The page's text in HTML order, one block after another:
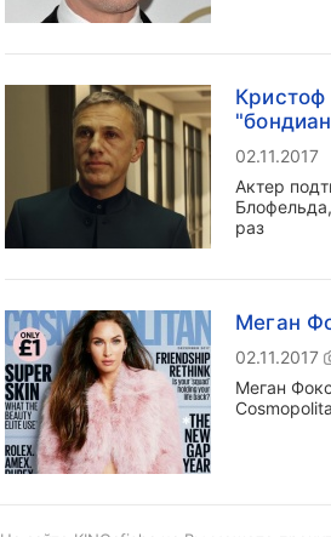
Кристоф
02.11.2017
Актер
раз
Меган
02.11.2017
Меган